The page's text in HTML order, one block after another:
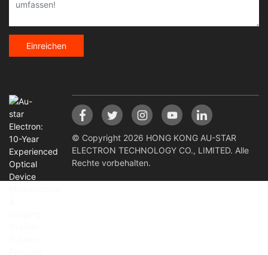
Einreichen
© Copyright 2026 HONG KONG AU-STAR
ELECTRON TECHNOLOGY CO., LIMITED. Alle
Rechte vorbehalten.